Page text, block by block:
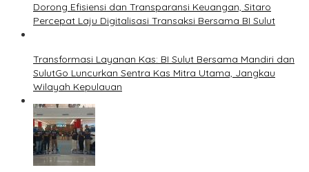
Dorong Efisiensi dan Transparansi Keuangan, Sitaro
Percepat Laju Digitalisasi Transaksi Bersama BI Sulut
Transformasi Layanan Kas: BI Sulut Bersama Mandiri dan
SulutGo Luncurkan Sentra Kas Mitra Utama, Jangkau
Wilayah Kepulauan